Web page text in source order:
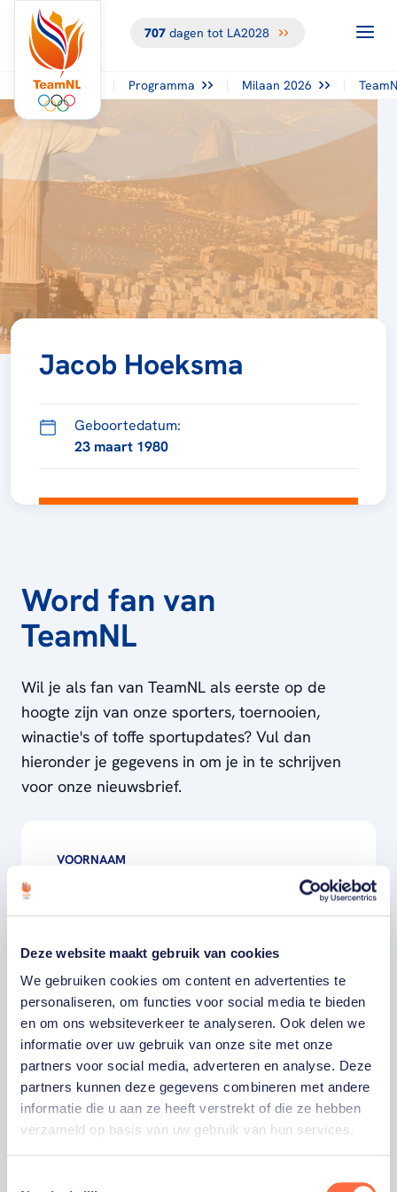
Deze website maakt gebruik van cookies
We gebruiken cookies om content en advertenties te
personaliseren, om functies voor social media te bieden
en om ons websiteverkeer te analyseren. Ook delen we
informatie over uw gebruik van onze site met onze
partners voor social media, adverteren en analyse. Deze
partners kunnen deze gegevens combineren met andere
informatie die u aan ze heeft verstrekt of die ze hebben
verzameld op basis van uw gebruik van hun services.
707dagen tot LA2028
Programma Milaan 2026
Jacob Hoeksma
Geboortedatum:
23 maart 1980
Word fan van
TeamNL
Wil je als fan van TeamNL als eerste op de
hoogte zijn van onze sporters, toernooien,
winactie's of toffe sportupdates? Vul dan
hieronder je gegevens in om je in te schrijven
voor onze nieuwsbrief.
VOORNAAM
ACHTERNAAM
E-MAILADRES
Ja, ik word fan van TeamNL en ontvang
graag gepersonaliseerd nieuws over
TeamNL, het TeamNL Huis, interviews, acties,
kortingen, voorrang op evenementen,
video’s en merchandise. Je kunt je op elk
moment uitschrijven. *
Ja, ik wil als fan van TeamNL op de hoogte